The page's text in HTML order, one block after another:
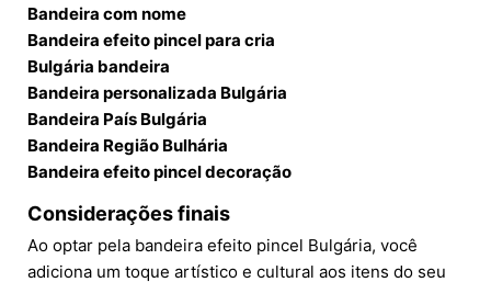
Bandeira com nome
Bandeira efeito pincel para cria
Bulgária bandeira
Bandeira personalizada Bulgária
Bandeira País Bulgária
Bandeira Região Bulhária
Bandeira efeito pincel decoração
Considerações finais
Ao optar pela bandeira efeito pincel Bulgária, você
adiciona um toque artístico e cultural aos itens do seu